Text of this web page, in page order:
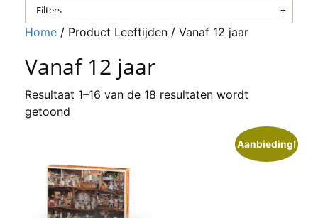
Home / Product Leeftijden / Vanaf 12 jaar
Vanaf 12 jaar
Resultaat 1–16 van de 18 resultaten wordt
getoond
Aanbieding!
Filters